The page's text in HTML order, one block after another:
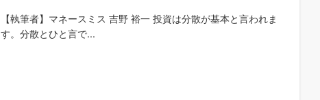
【執筆者】マネースミス 吉野 裕一 投資は分散が基本と言われま
す。分散とひと言で...